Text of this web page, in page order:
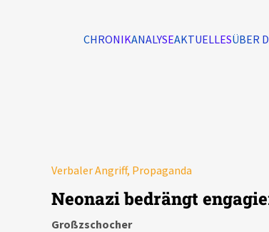
CHRONIKANALYSEAKTUELLESÜBER
Verbaler Angriff, Propaganda
Neonazi bedrängt
Großzschocher
Ereignisse